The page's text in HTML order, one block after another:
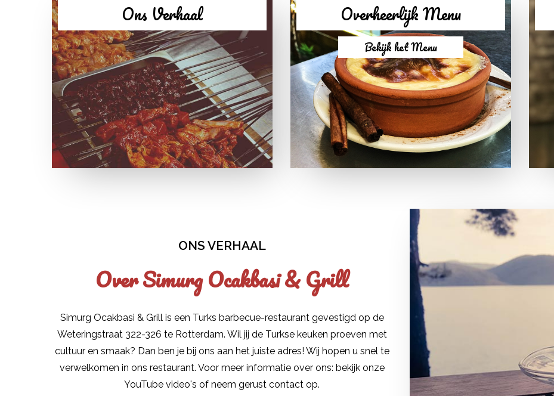
Ons Verhaal Overheerlijk Menu
Bekijk het Menu
ONS VERHAAL
Over Simurg Ocakbasi & Grill
Simurg Ocakbasi & Grill is een Turks barbecue-restaurant gevestigd op de
Weteringstraat 322-326 te Rotterdam. Wil jij de Turkse keuken proeven met
cultuur en smaak? Dan ben je bij ons aan het juiste adres! Wij hopen u snel te
verwelkomen in ons restaurant. Voor meer informatie over ons: bekijk onze
YouTube video's of neem gerust contact op.